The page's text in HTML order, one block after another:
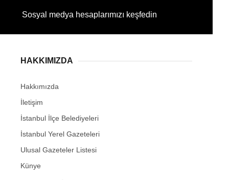
Sosyal medya hesaplarımızı keşfedin
HAKKIMIZDA
Hakkımızda
İletişim
İstanbul İlçe Belediyeleri
İstanbul Yerel Gazeteleri
Ulusal Gazeteler Listesi
Künye